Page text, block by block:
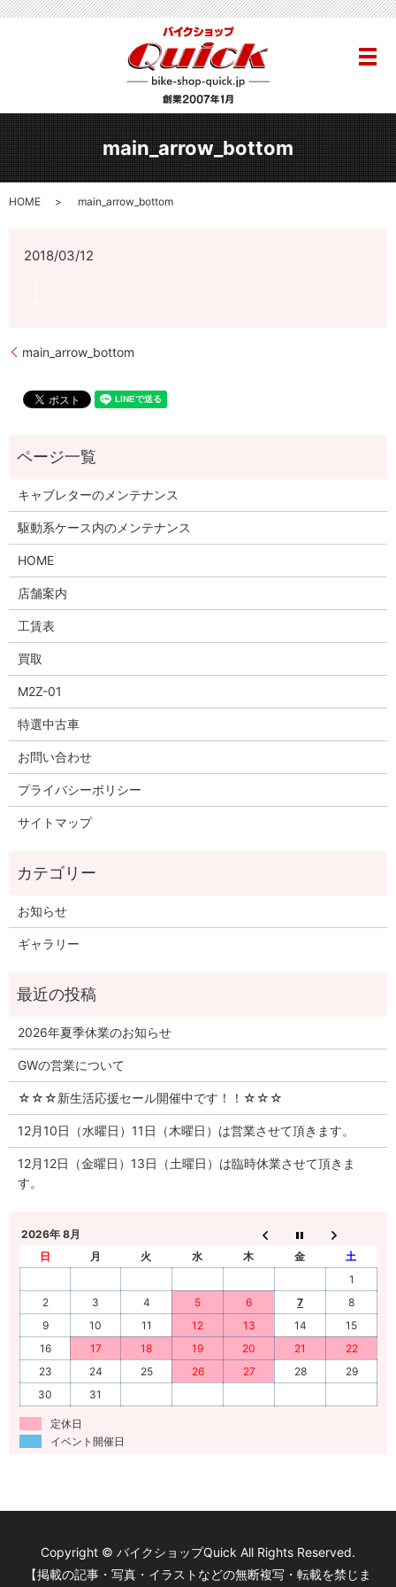
メ
main_arrow_bottom
HOME main_arrow_bottom
2018/03/12
main_arrow_bottom
キャブレターのメンテナンス
駆動系ケース内のメンテナンス
HOME
店舗案内
工賃表
買取
M2Z-01
特選中古車
お問い合わせ
プライバシーポリシー
サイトマップ
お知らせ
ギャラリー
2026年夏季休業のお知らせ
GWの営業について
☆☆☆新生活応援セール開催中です！！☆☆☆
12月10日（水曜日）11日（木曜日）は営業させて頂きます。
12月12日（金曜日）13日（土曜日）は臨時休業させて頂きま
す。
2026年 8月
日
月 火 水 木 金
土
1
2
3 4 5 6 7
8
9
10 11 12 13 14
15
16
17 18 19 20 21
22
23
24 25 26 27 28
29
30
31
定休日
イベント開催日
Copyright © バイクショップQuick All Rights Reserved.
【掲載の記事・写真・イラストなどの無断複写・転載を禁じま